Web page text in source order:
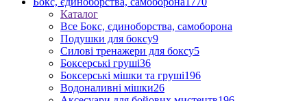
Каталог
Все Бокс, єдиноборства, самоборона
Подушки для боксу9
Силові тренажери для боксу5
Боксерські груші36
Боксерські мішки та груші196
Водоналивні мішки26